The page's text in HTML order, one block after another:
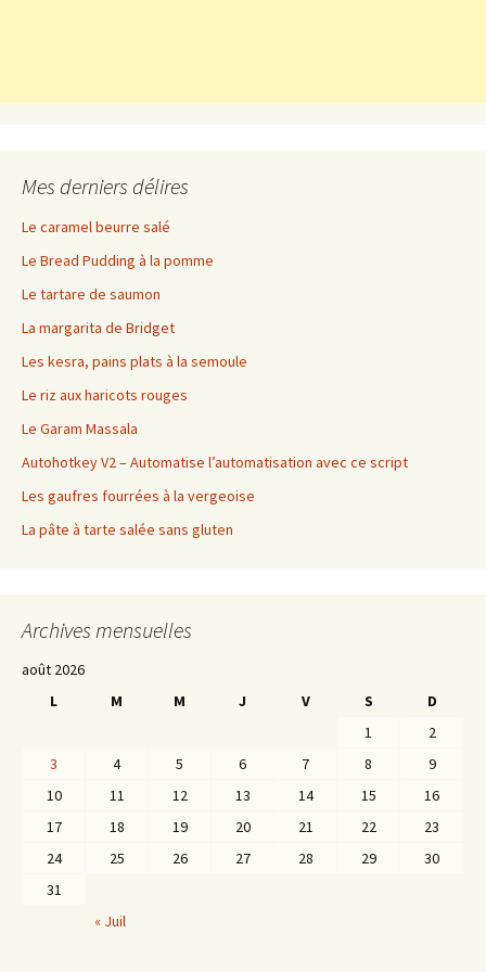
Mes derniers délires
Le caramel beurre salé
Le Bread Pudding à la pomme
Le tartare de saumon
La margarita de Bridget
Les kesra, pains plats à la semoule
Le riz aux haricots rouges
Le Garam Massala
Autohotkey V2 – Automatise l’automatisation avec ce script
Les gaufres fourrées à la vergeoise
La pâte à tarte salée sans gluten
Archives mensuelles
août 2026
L
M M J V S
D
1
2
3
4 5 6 7 8
9
10
11 12 13 14 15
16
17
18 19 20 21 22
23
24
25 26 27 28 29
30
31
« Juil